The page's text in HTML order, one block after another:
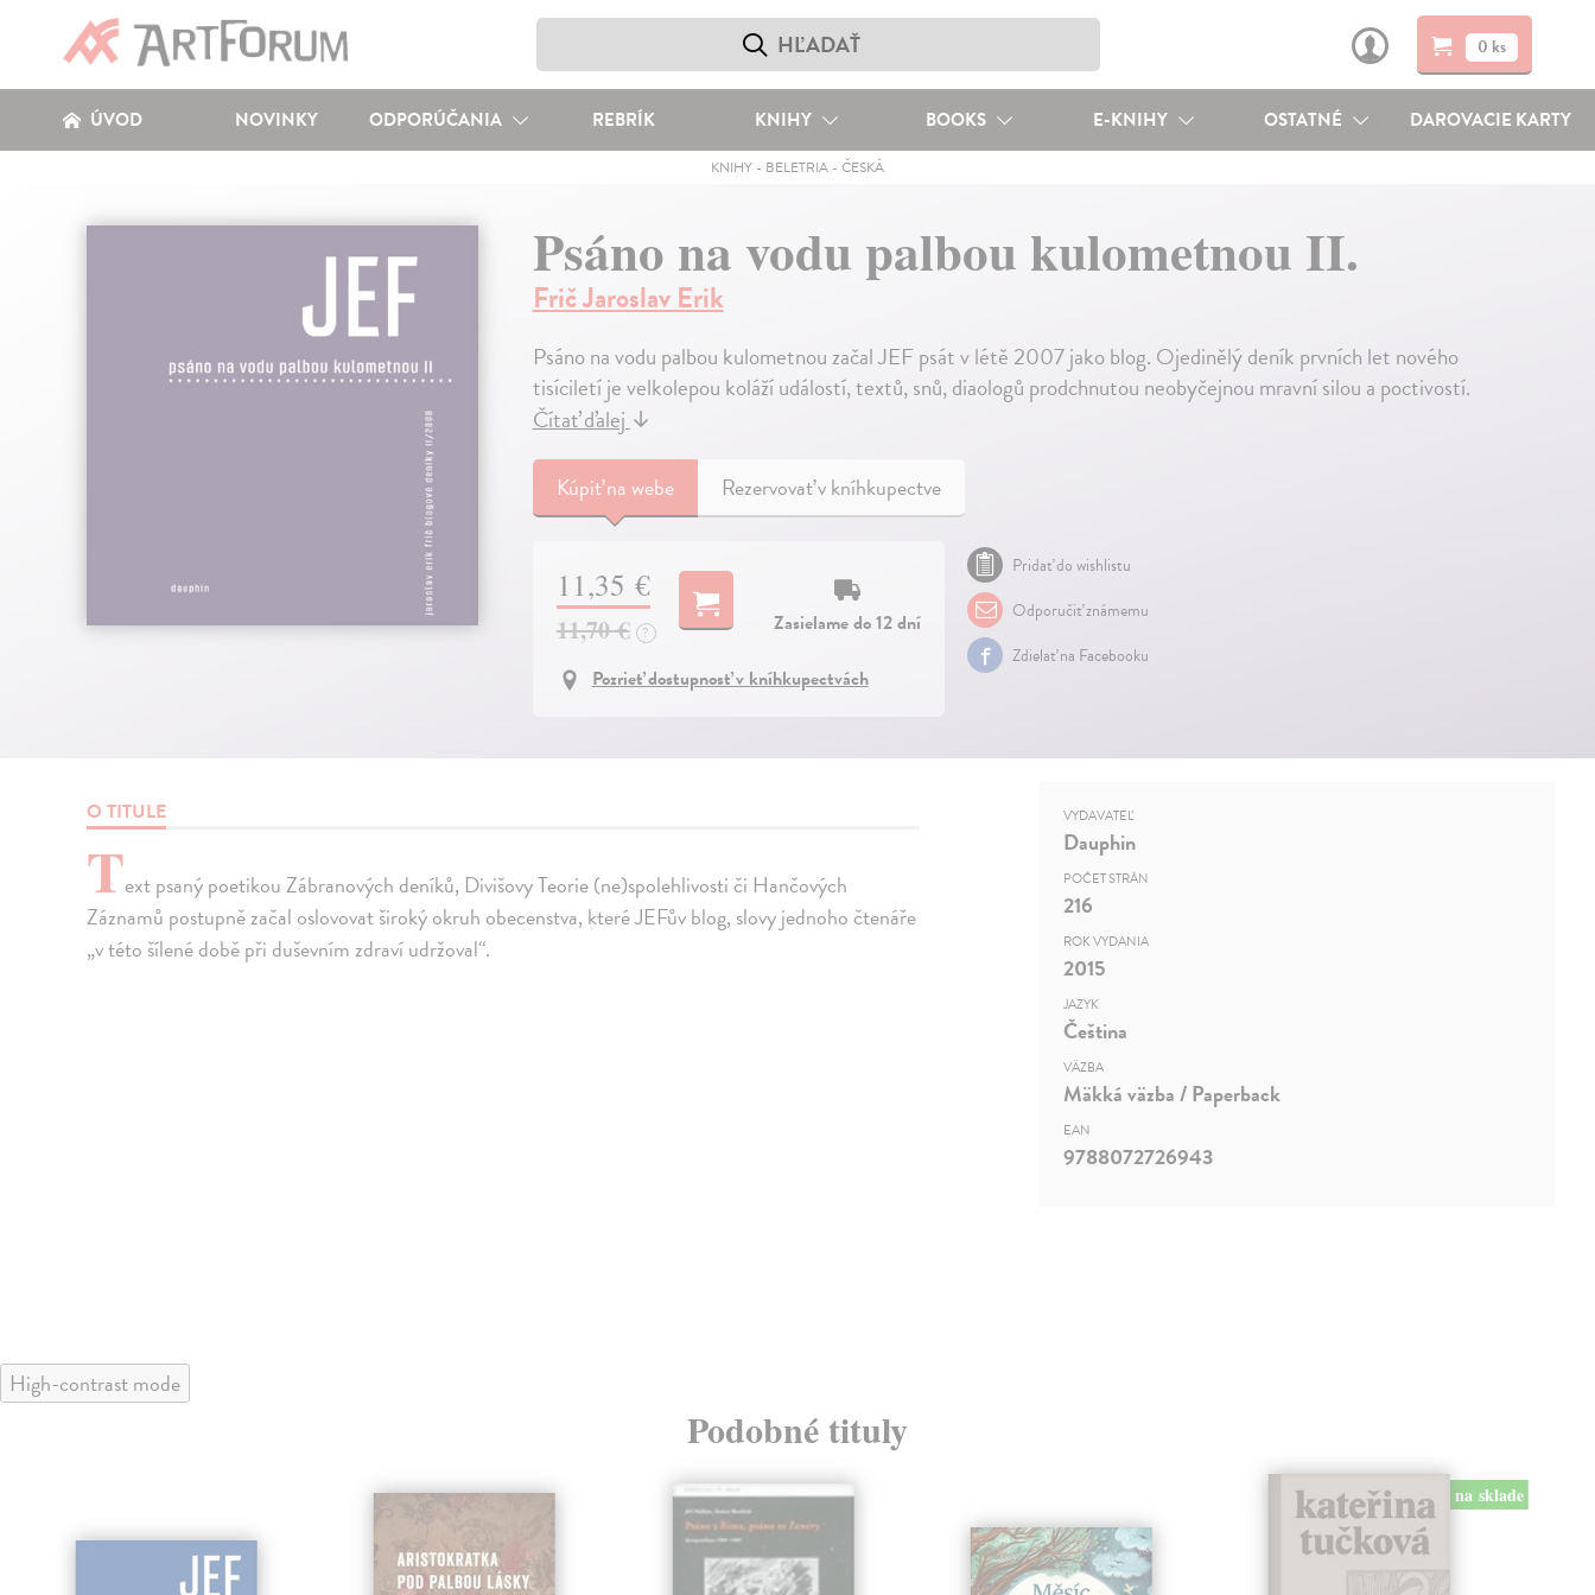
0 ks
ÚVOD NOVINKY ODPORÚČANIA REBRÍK KNIHY BOOKS E-KNIHY OSTATNÉ DAROVACIE KARTY
KNIHY- BELETRIA- ČESKÁ
Psáno na vodu palbou kulometnou II.
Frič Jaroslav Erik
Psáno na vodu palbou kulometnou začal JEF psát v létě 2007 jako blog. Ojedinělý deník prvních let nového
tisíciletí je velkolepou koláží událostí, textů, snů, diaologů prodchnutou neobyčejnou mravní silou a poctivostí.
Čítať ďalej↓
Kúpiťna webe Rezervovať v kníhkupectve
11,35 €
11,70 € ?
Zasielame do 12 dní
Pozrieť dostupnosť v kníhkupectvách
Pridať do wishlistu
Odporučiť známemu
Zdielať na Facebooku
O TITULE
Text psaný poetikou Zábranových deníků, Divišovy Teorie (ne)spolehlivosti či Hančových
Záznamů postupně začal oslovovat široký okruh obecenstva, které JEFův blog, slovy jednoho čtenáře
„v této šílené době při duševním zdraví udržoval“.
VYDAVATEĽ
Dauphin
POČET STRÁN
216
ROK VYDANIA
2015
JAZYK
Čeština
VÄZBA
Mäkká väzba / Paperback
EAN
9788072726943
High-contrast mode
Podobné tituly
na sklade